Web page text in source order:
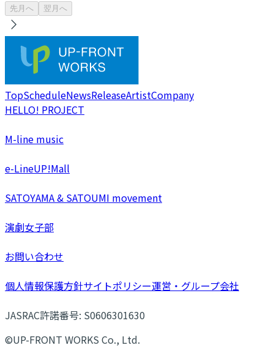
先月へ 翌月へ
TopScheduleNewsReleaseArtistCompany
HELLO! PROJECT
M-line music
e-LineUP!Mall
SATOYAMA & SATOUMI movement
演劇女子部
お問い合わせ
個人情報保護方針サイトポリシー運営・グループ会社
JASRAC許諾番号: S0606301630
©UP-FRONT WORKS Co., Ltd.